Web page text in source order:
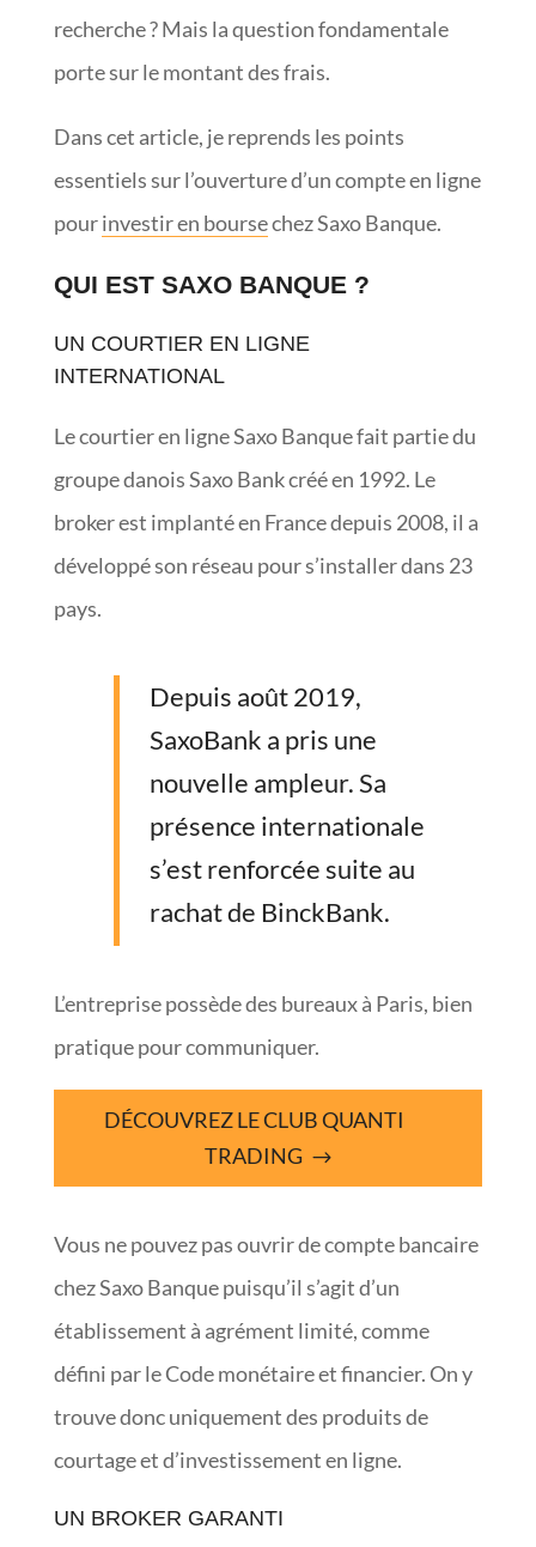
recherche ? Mais la question fondamentale
porte sur le montant des frais.
Dans cet article, je reprends les points
essentiels sur l’ouverture d’un compte en ligne
pourinvestir en boursechez Saxo Banque.
QUI EST SAXO BANQUE ?
UN COURTIER EN LIGNE
INTERNATIONAL
Le courtier en ligne Saxo Banque fait partie du
groupe danois Saxo Bank créé en 1992. Le
broker est implanté en France depuis 2008, il a
développé son réseau pour s’installer dans 23
pays.
Depuis août 2019,
SaxoBank a pris une
nouvelle ampleur. Sa
présence internationale
s’est renforcée suite au
rachat de BinckBank.
L’entreprise possède des bureaux à Paris, bien
pratique pour communiquer.
DÉCOUVREZ LE CLUB QUANTI
TRADING
Vous ne pouvez pas ouvrir de compte bancaire
chez Saxo Banque puisqu’il s’agit d’un
établissement à agrément limité, comme
défini par le Code monétaire et financier. On y
trouve donc uniquement des produits de
courtage et d’investissement en ligne.
UN BROKER GARANTI